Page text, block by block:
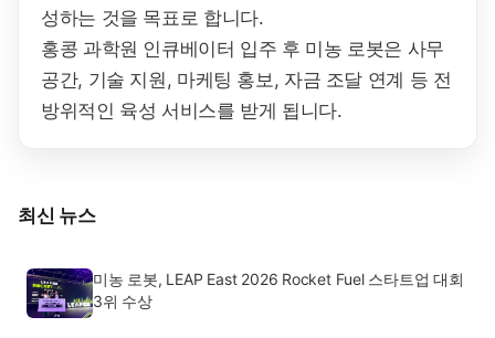
성하는 것을 목표로 합니다.
홍콩 과학원 인큐베이터 입주 후 미농 로봇은 사무
공간, 기술 지원, 마케팅 홍보, 자금 조달 연계 등 전
방위적인 육성 서비스를 받게 됩니다.
최신 뉴스
미농 로봇, LEAP East 2026 Rocket Fuel 스타트업 대회
3위 수상